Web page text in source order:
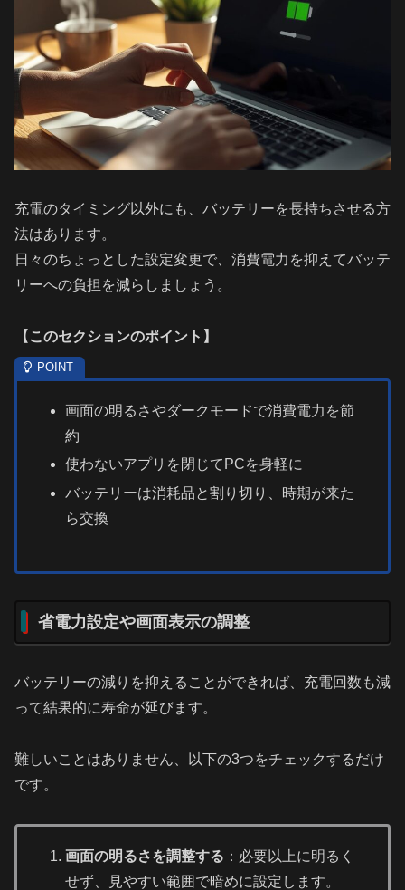
充電のタイミング以外にも、バッテリーを長持ちさせる方
法はあります。
日々のちょっとした設定変更で、消費電力を抑えてバッテ
リーへの負担を減らしましょう。
【 このセクションのポイント 】
画面の明るさやダークモードで消費電力を節
約
使わないアプリを閉じてPCを身軽に
バッテリーは消耗品と割り切り、時期が来た
ら交換
省電力設定や画面表示の調整
バッテリーの減りを抑えることができれば、充電回数も減
って結果的に寿命が延びます。
難しいことはありません、以下の3つをチェックするだけ
です。
画面の明るさを調整する ：必要以上に明るく
せず、見やすい範囲で暗めに設定します。